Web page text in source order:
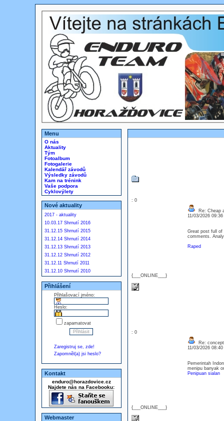
Menu
O nás
Aktuality
Tým
Fotoalbum
Fotogalerie
Kalendář závodů
Výsledky závodů
Kam na trénink
Vaše podpora
Cyklovýlety
Nové aktuality
2017 - aktuality
10.03.17 Shrnutí 2016
31.12.15 Shrnutí 2015
31.12.14 Shrnutí 2014
31.12.13 Shrnutí 2013
31.12.12 Shrnutí 2012
31.12.11 Shrnutí 2011
31.12.10 Shrnutí 2010
Přihlášení
Přihlašovací jméno:
Heslo:
zapamatovat
Zaregistruj se, zde!
Zapomněl(a) jsi heslo?
Kontakt
enduro@horazdovice.cz
Najdete nás na Facebooku:
Webmaster
: 0
{___ONLINE___}
Re: Cheap
11/03/2026
Great post full of
comments.
Raped
: 0
{___ONLINE___}
Re:
11/03/2026
Pemerintah
menipu banyak
Penipuan sialan